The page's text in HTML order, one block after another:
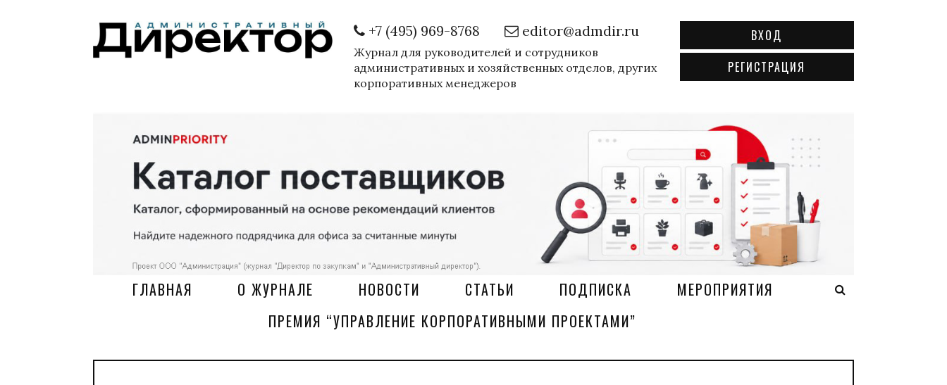
+7 (495) 969-8768 editor@admdir.ru
Журнал для руководителей и сотрудников
административных и хозяйственных отделов, других
корпоративных менеджеров
ВХОД
РЕГИСТРАЦИЯ
ГЛАВНАЯ О ЖУРНАЛЕ НОВОСТИ СТАТЬИ ПОДПИСКА
МЕРОПРИЯТИЯ
ПРЕМИЯ “УПРАВЛЕНИЕ КОРПОРАТИВНЫМИ ПРОЕКТАМИ”